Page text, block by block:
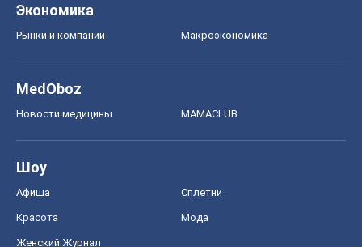
Экономика
Рынки и компании Mакроэкономика
MedOboz
Новости медицины MAMACLUB
Шоу
Афиша Сплетни
Красота Мода
Женский Журнал